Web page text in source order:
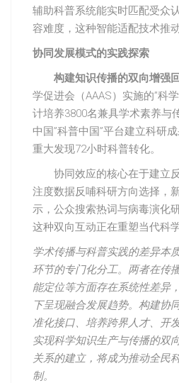
辅助科普系统能实时匹配受众
容难度，这种智能适配技术推
协同发展模式的实践探索
构建知识传播的双向增强
学促进会（AAAS）实施的”科
计培养3800名兼具学术素养与
中国”科普中国”平台建立科研
重大发现72小时科普转化。
协同效应的核心在于建立
注度数据反哺科研方向选择，
示，公众搜索热词与病毒演化
这种双向互动正在重塑当代科
学术传播与科普实践的差异本
环节的专门化分工。两者在传
能定位等方面存在系统性差异
下呈现融合发展趋势。构建协
准化接口、培养跨界人才、开
实现科学知识生产与传播的双
关系的建立，将成为推动全民
制。